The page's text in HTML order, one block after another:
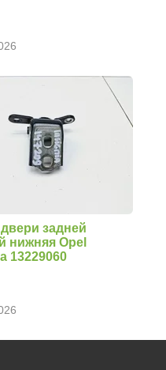
задней
нижняя Opel
13229060